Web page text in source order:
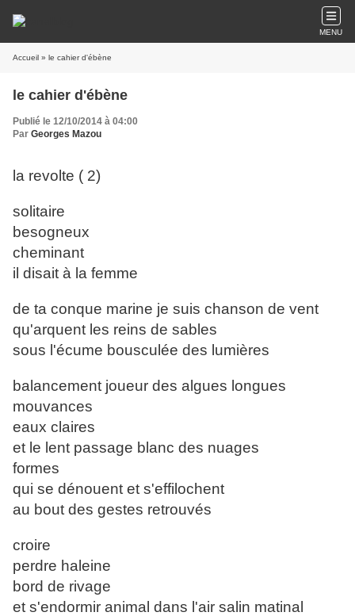
MENU
Accueil » le cahier d'ébène
le cahier d'ébène
Publié le 12/10/2014 à 04:00
Par Georges Mazou
la revolte ( 2)
solitaire
besogneux
cheminant
il disait à la femme
de ta conque marine je suis chanson de vent
qu'arquent les reins de sables
sous l'écume bousculée des lumières
balancement joueur des algues longues
mouvances
eaux claires
et le lent passage blanc des nuages
formes
qui se dénouent et s'effilochent
au bout des gestes retrouvés
croire
perdre haleine
bord de rivage
et s'endormir animal dans l'air salin matinal